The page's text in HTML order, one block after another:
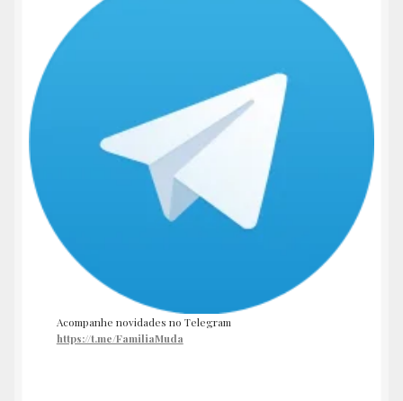
Acompanhe novidades no Telegram
https://t.me/FamiliaMuda